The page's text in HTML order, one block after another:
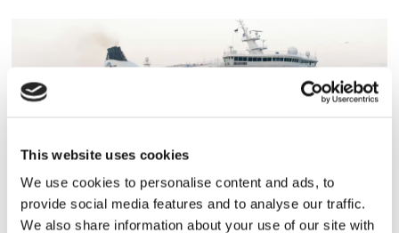
This website uses cookies
We use cookies to personalise content and ads, to
provide social media features and to analyse our traffic.
We also share information about your use of our site with
Eckerö tyngs av höga